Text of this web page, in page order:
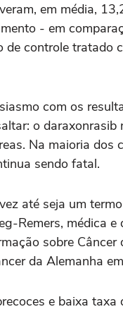
em média,
- em
de controle tratado
com os
o daraxonrasib
Na maioria dos
sendo fatal.
até seja um
Remers, médica e
sobre Câncer
da Alemanha
e baixa taxa